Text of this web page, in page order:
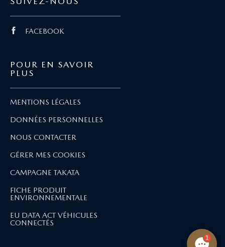
FACEBOOK
POUR EN SAVOIR
PLUS
MENTIONS LÉGALES
DONNÉES PERSONNELLES
NOUS CONTACTER
GÉRER MES COOKIES
CAMPAGNE TAKATA
FICHE PRODUIT
ENVIRONNEMENTALE
EU DATA ACT VÉHICULES
CONNECTÉS
1